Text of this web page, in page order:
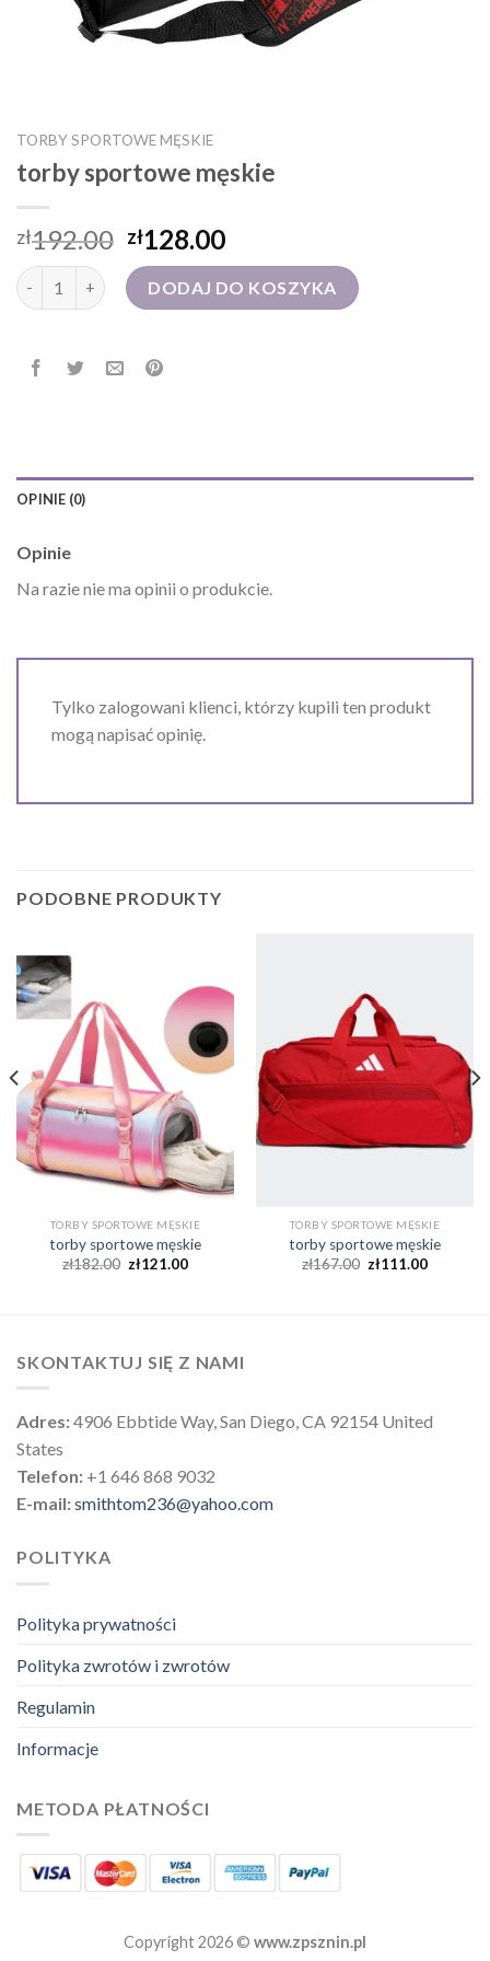
TORBY SPORTOWE MĘSKIE
torby sportowe męskie
zł192.00 zł128.00
ilość torby sportowe męskieDODAJ DO KOSZYKA
OPINIE (0)
Opinie
Na razie nie ma opinii o produkcie.
Tylko zalogowani klienci, którzy kupili ten produkt
mogą napisać opinię.
PODOBNE PRODUKTY
TORBY SPORTOWE MĘSKIE
torby sportowe męskie
zł182.00 zł121.00
TORBY SPORTOWE MĘSKIE
torby sportowe męskie
zł167.00 zł111.00
SKONTAKTUJ SIĘ Z NAMI
Adres:4906 Ebbtide Way, San Diego, CA 92154 United
States
Telefon: +1 646 868 9032
E-mail:smithtom236@yahoo.com
POLITYKA
Polityka prywatności
Polityka zwrotów i zwrotów
Regulamin
Informacje
METODA PŁATNOŚCI
Copyright 2026 © www.zpsznin.pl